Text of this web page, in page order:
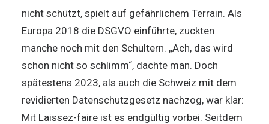
nicht schützt, spielt auf gefährlichem Terrain. Als
Europa 2018 die DSGVO einführte, zuckten
manche noch mit den Schultern. „Ach, das wird
schon nicht so schlimm“, dachte man. Doch
spätestens 2023, als auch die Schweiz mit dem
revidierten Datenschutzgesetz nachzog, war klar:
Mit Laissez-faire ist es endgültig vorbei. Seitdem